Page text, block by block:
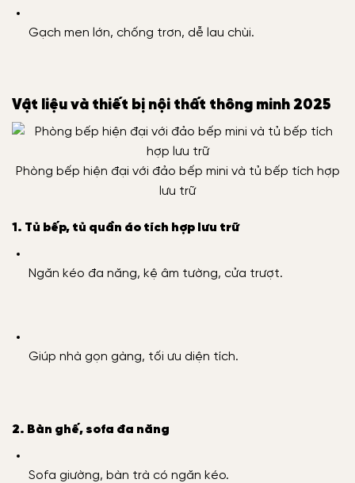
Gạch men lớn, chống trơn, dễ lau chùi.
Vật liệu và thiết bị nội thất thông minh 2025
Phòng bếp hiện đại với đảo bếp mini và tủ bếp tích hợp
lưu trữ
1. Tủ bếp, tủ quần áo tích hợp lưu trữ
Ngăn kéo đa năng, kệ âm tường, cửa trượt.
Giúp nhà gọn gàng, tối ưu diện tích.
2. Bàn ghế, sofa đa năng
Sofa giường, bàn trà có ngăn kéo.